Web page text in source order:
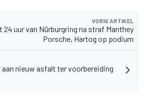
VORIG ARTIKEL
24 uur van Nürburgring na straf Manthey
Porsche, Hartog op podium
nieuw asfalt ter voorbereiding